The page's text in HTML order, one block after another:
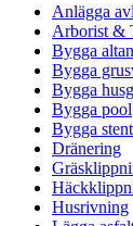
Anlägga
Arborist &
Bygga altan
Bygga
Bygga
Bygga pool
Bygga
Dränering
Husrivning